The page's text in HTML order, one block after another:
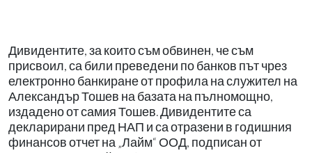
Дивидентите, за които съм обвинен, че съм
присвоил, са били преведени по банков път чрез
електронно банкиране от профила на служител на
Александър Тошев на базата на пълномощно,
издадено от самия Тошев. Дивидентите са
декларирани пред НАП и са отразени в годишния
финансов отчет на „Лайм“ ООД, подписан от